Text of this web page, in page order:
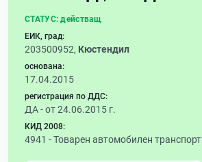
СТАТУС: действащ
ЕИК, град:
203500952, Кюстендил
основана:
17.04.2015
регистрация по ДДС:
ДА - от 24.06.2015 г.
КИД 2008:
4941 -Товарен автомобилен транспорт